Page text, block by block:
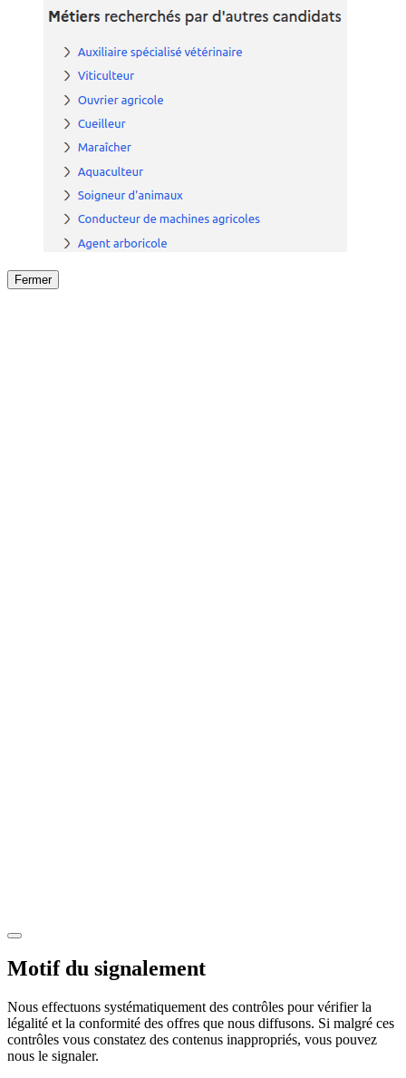
Fermer
Motif du signalement
Nous effectuons systématiquement des contrôles pour vérifier la
légalité et la conformité des offres que nous diffusons. Si malgré ces
contrôles vous constatez des contenus inappropriés, vous pouvez
nous le signaler.